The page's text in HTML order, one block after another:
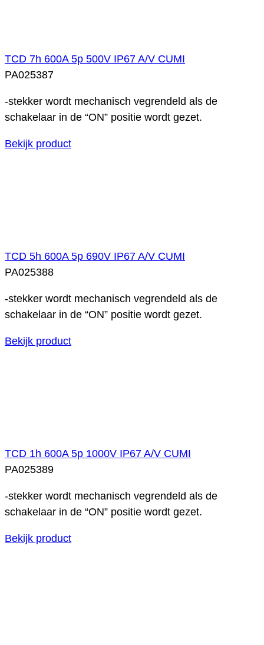
TCD 7h 600A 5p 500V IP67 A/V CUMI
PA025387
-stekker wordt mechanisch vegrendeld als de
schakelaar in de “ON” positie wordt gezet.
Bekijk product
TCD 5h 600A 5p 690V IP67 A/V CUMI
PA025388
-stekker wordt mechanisch vegrendeld als de
schakelaar in de “ON” positie wordt gezet.
Bekijk product
TCD 1h 600A 5p 1000V IP67 A/V CUMI
PA025389
-stekker wordt mechanisch vegrendeld als de
schakelaar in de “ON” positie wordt gezet.
Bekijk product